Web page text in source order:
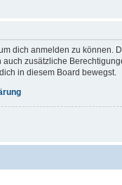
dich anmelden zu
zusätzliche
in diesem Board bewegst.